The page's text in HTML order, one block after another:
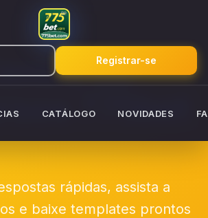
Registrar-se
CATÁLOGO NOVIDADES
de
775bet
rápidas, assista a
e baixe templates prontos